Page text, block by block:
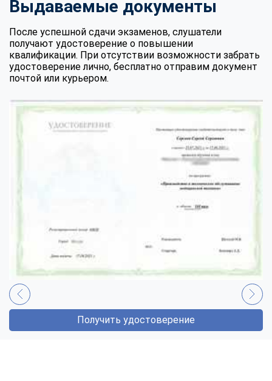
Выдаваемые документы
После успешной сдачи экзаменов, слушатели
получают удостоверение о повышении
квалификации. При отсутствии возможности забрать
удостоверение лично, бесплатно отправим документ
почтой или курьером.
Получить удостоверение